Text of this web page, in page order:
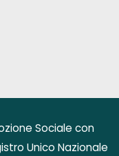
Sociale con
Unico Nazionale